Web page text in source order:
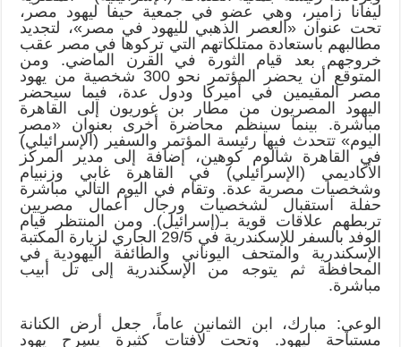
ليفانا زامير، وهي عضو في جمعية حيفا ليهود مصر،
تحت عنوان «العصر الذهبي لليهود في مصر»، لتجديد
مطالبهم باستعادة ممتلكاتهم التي تركوها في مصر عقب
خروجهم بعد قيام الثورة في القرن الماضي. ومن
المتوقع أن يحضر المؤتمر نحو 300 شخصية من يهود
مصر المقيمين في أميركا ودول عدة، فيما سيحضر
اليهود المصريون من مطار بن غوريون إلى القاهرة
مباشرة. بينما سينظم محاضرة أخرى بعنوان «مصر
اليوم» تتحدث فيها رئيسة المؤتمر والسفير (الإسرائيلي)
في القاهرة شالوم كوهين، إضافة إلى مدير المركز
الأكاديمي (الإسرائيلي) في القاهرة غابي وزنبيام
وشخصيات مصرية عدة. وتقام في اليوم التالي مباشرة
حفلة استقبال لشخصيات ورجال أعمال مصريين
تربطهم علاقات قوية بـ(إسرائيل). ومن المنتظر قيام
الوفد بالسفر للإسكندرية في 29/5 الجاري لزيارة المكتبة
الإسكندرية والمتحف اليوناني والطائفة اليهودية في
المحافظة ثم يتوجه من الإسكندرية إلى تل أبيب
مباشرة.
الوعي: مبارك، ابن الثمانين عاماً، جعل أرض الكنانة
مستباحة ليهود. وتحت لافتات كثيرة يسرح يهود